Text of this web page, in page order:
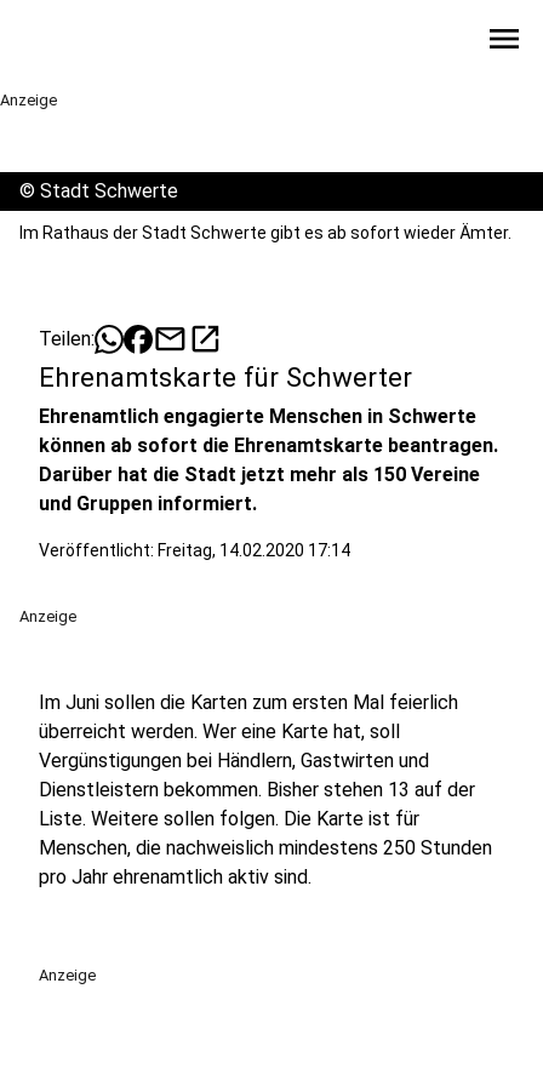
menu
Anzeige
© Stadt Schwerte
Im Rathaus der Stadt Schwerte gibt es ab sofort wieder Ämter.
Teilen: mailopen_in_new
Ehrenamtskarte für Schwerter
Ehrenamtlich engagierte Menschen in Schwerte
können ab sofort die Ehrenamtskarte beantragen.
Darüber hat die Stadt jetzt mehr als 150 Vereine
und Gruppen informiert.
Veröffentlicht: Freitag, 14.02.2020 17:14
Anzeige
Im Juni sollen die Karten zum ersten Mal feierlich
überreicht werden. Wer eine Karte hat, soll
Vergünstigungen bei Händlern, Gastwirten und
Dienstleistern bekommen. Bisher stehen 13 auf der
Liste. Weitere sollen folgen. Die Karte ist für
Menschen, die nachweislich mindestens 250 Stunden
pro Jahr ehrenamtlich aktiv sind.
Anzeige